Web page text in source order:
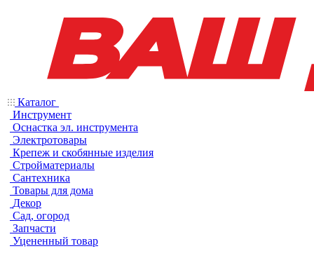
Каталог
Инструмент
Оснастка эл. инструмента
Электротовары
Крепеж и скобянные изделия
Стройматериалы
Сантехника
Товары для дома
Декор
Сад, огород
Запчасти
Уцененный товар